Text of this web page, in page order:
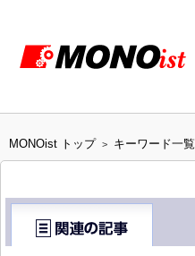
MONOist トップ > キーワード一覧